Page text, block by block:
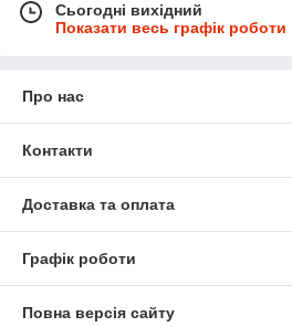
Сьогодні вихідний
Показати весь графік роботи
Про нас
Контакти
Доставка та оплата
Графік роботи
Повна версія сайту